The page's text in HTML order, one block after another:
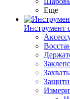
Еще
Инструмент